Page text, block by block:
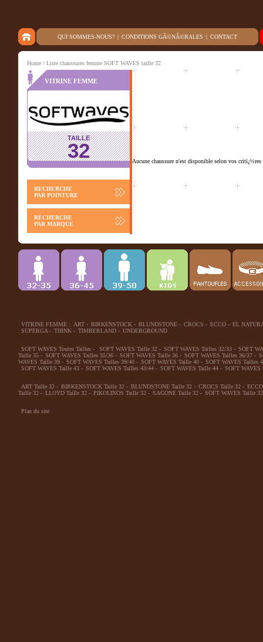
QUI SOMMES-NOUS? | CONDITIONS GÃ©NÃ©RALES | CONTACT
Home / Liste chaussures femme SOFT WAVES taille 32
VITRINE FEMME
TAILLE
32
RECHERCHE
PAR POINTURE
RECHERCHE
PAR MARQUE
Aucune chaussure n'est disponible selon vos critï¿½res
VITRINE FEMME : ART - BIRKENSTOCK - BLUNDSTONE - CROCS - ECCO - EL
SUPERGA - THINK - TIMBERLAND - UNDERGROUND
SOFT WAVES Toutes Tailles - SOFT WAVES Taille 32 - SOFT WAVES Tailles 32/33 - SOFT
Taille 35 - SOFT WAVES Tailles 35/36 - SOFT WAVES Taille 36 - SOFT WAVES Tailles 36/37 -
WAVES Taille 39 - SOFT WAVES Tailles 39/40 - SOFT WAVES Taille 40 - SOFT WAVES Tailles
SOFT WAVES Taille 43 - SOFT WAVES Tailles 43/44 - SOFT WAVES Taille 44 - SOFT WAVES
ART Taille 32 - BIRKENSTOCK Taille 32 - BLUNDSTONE Taille 32 - CROCS Taille 32 -
Taille 32 - LLOYD Taille 32 - PIKOLINOS Taille 32 - SAGONE Taille 32 - SOFT WAVES Taille 32
Plan du site